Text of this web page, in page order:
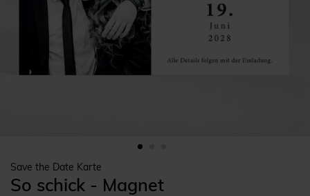
Save the Date Karte
So schick - Magnet